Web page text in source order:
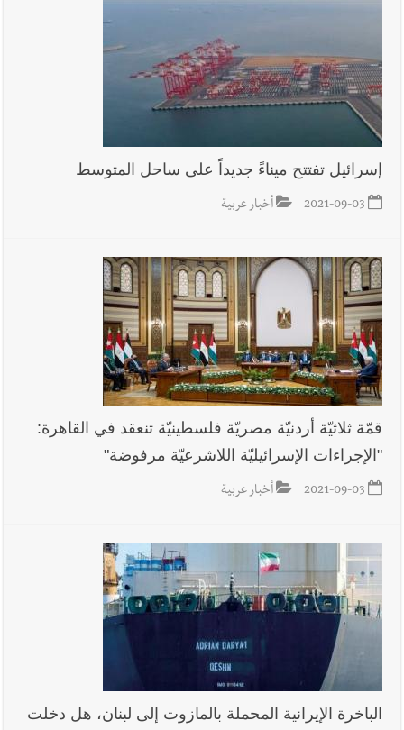
إسرائيل تفتتح ميناءً جديداً على ساحل المتوسط
2021-09-03 أخبار عربية
قمّة ثلاثيّة أردنيّة مصريّة فلسطينيّة تنعقد في القاهرة:
"الإجراءات الإسرائيليّة اللاشرعيّة مرفوضة"
2021-09-03 أخبار عربية
الباخرة الإيرانية المحملة بالمازوت إلى لبنان، هل دخلت